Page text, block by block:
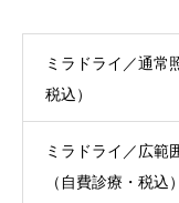
ミラドライ／通常
税込）
ミラドライ／広範
（自費診療・税込）